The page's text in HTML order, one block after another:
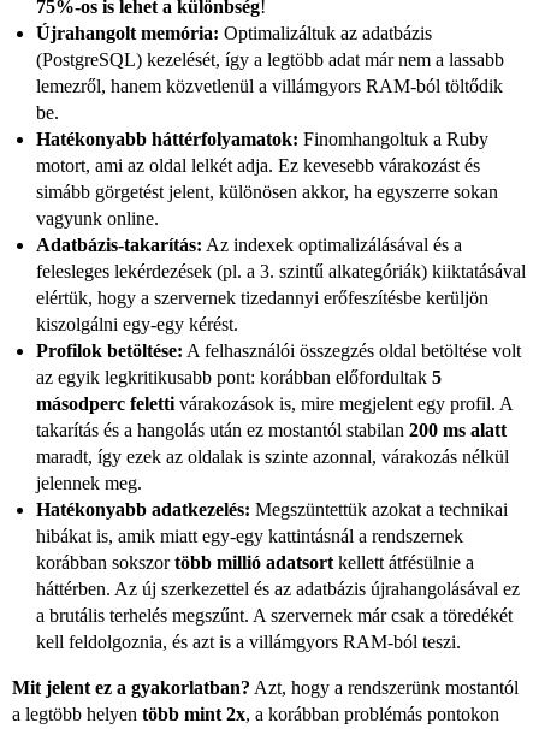
75%-os is lehet a különbség!
Újrahangolt memória: Optimalizáltuk az adatbázis
(PostgreSQL) kezelését, így a legtöbb adat már nem a lassabb
lemezről, hanem közvetlenül a villámgyors RAM-ból töltődik
be.
Hatékonyabb háttérfolyamatok: Finomhangoltuk a Ruby
motort, ami az oldal lelkét adja. Ez kevesebb várakozást és
simább görgetést jelent, különösen akkor, ha egyszerre sokan
vagyunk online.
Adatbázis-takarítás: Az indexek optimalizálásával és a
felesleges lekérdezések (pl. a 3. szintű alkategóriák) kiiktatásával
elértük, hogy a szervernek tizedannyi erőfeszítésbe kerüljön
kiszolgálni egy-egy kérést.
Profilok betöltése: A felhasználói összegzés oldal betöltése volt
az egyik legkritikusabb pont: korábban előfordultak 5
másodperc feletti várakozások is, mire megjelent egy profil. A
takarítás és a hangolás után ez mostantól stabilan 200 ms alatt
maradt, így ezek az oldalak is szinte azonnal, várakozás nélkül
jelennek meg.
Hatékonyabb adatkezelés: Megszüntettük azokat a technikai
hibákat is, amik miatt egy-egy kattintásnál a rendszernek
korábban sokszortöbb millió adatsort kellett átfésülnie a
háttérben. Az új szerkezettel és az adatbázis újrahangolásával ez
a brutális terhelés megszűnt. A szervernek már csak a töredékét
kell feldolgoznia, és azt is a villámgyors RAM-ból teszi.
Mit jelent ez a gyakorlatban? Azt, hogy a rendszerünk mostantól
a legtöbb helyen több mint 2x, a korábban problémás pontokon